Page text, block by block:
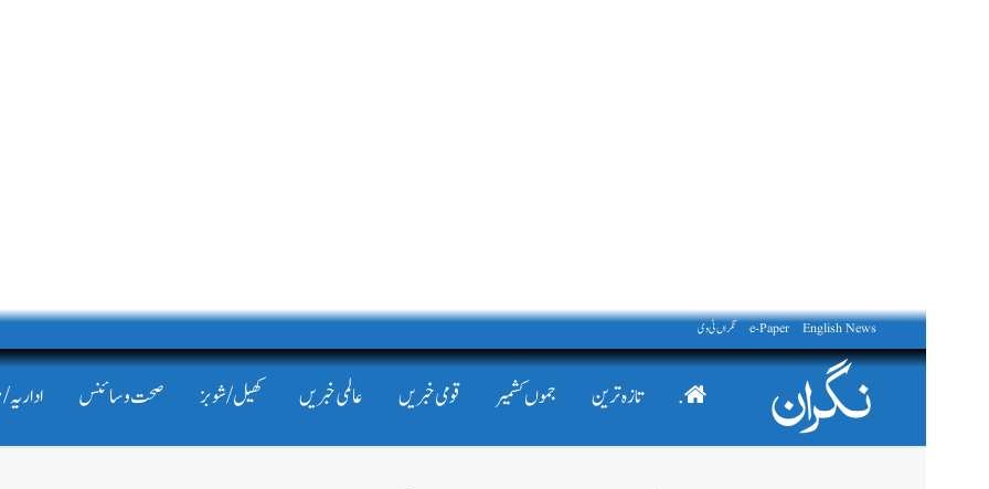
English News
e-Paper نگراں ٹی وی
. تازہ ترین جموں کشمیر قومی خبریں عالمی خبریں کھیل/شوبز صحت و سائنس